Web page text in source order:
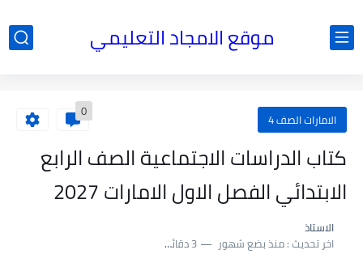
موقع الامجاد التعليمي
الامارات الصف 4 0
كتاب الدراسات الاجتماعية الصف الرابع
الابتدائي الفصل الاول الامارات 2027
الاستاذ
اخر تحديث :منذ بضع شهور 3 دقائق للقراءة